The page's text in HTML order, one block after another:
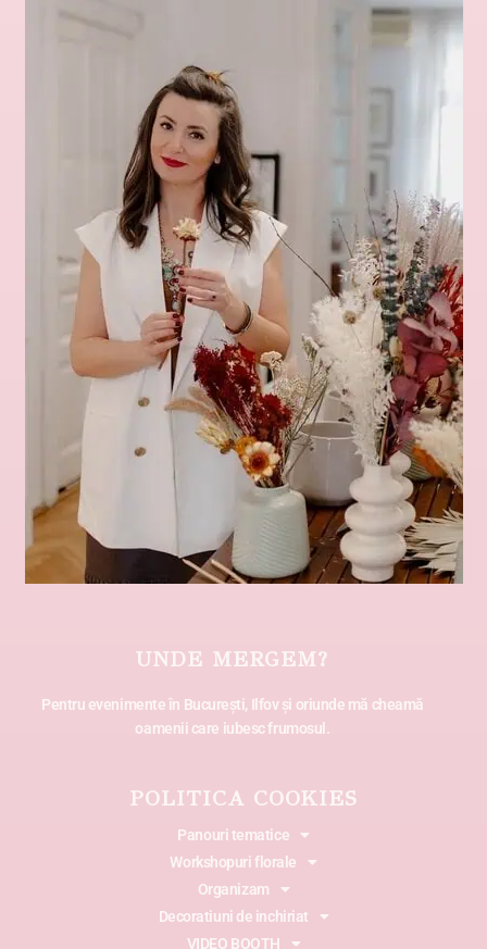
UNDE MERGEM?
Pentru evenimente în București, Ilfov și oriunde mă cheamă
oamenii care iubesc frumosul.
POLITICA COOKIES
Panouri tematice
Workshopuri florale
Organizam
Decoratiuni de inchiriat
VIDEO BOOTH